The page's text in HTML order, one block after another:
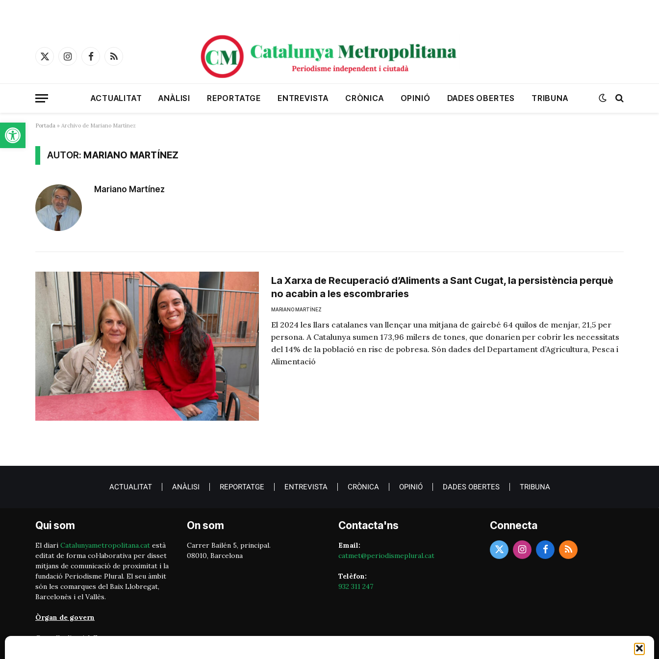
Obre la barra d'eines
X
InstagramFacebookRSS
ACTUALITAT ANÀLISI REPORTATGE ENTREVISTA CRÒNICA OPINIÓ DADES OBERTES TRIBUNA
Portada » Archivo de Mariano Martínez
AUTOR: MARIANO MARTÍNEZ
Mariano Martínez
La Xarxa de Recuperació d’Aliments a Sant Cugat, la persistència perquè
no acabin a les escombraries
MARIANO MARTÍNEZ
El 2024 les llars catalanes van llençar una mitjana de gairebé 64 quilos de menjar, 21,5 per
persona. A Catalunya sumen 173,96 milers de tones, que donarien per cobrir les necessitats
del 14% de la població en risc de pobresa. Són dades del Departament d’Agricultura, Pesca i
Alimentació
ACTUALITAT ANÀLISI REPORTATGE ENTREVISTA CRÒNICA OPINIÓ DADES OBERTES TRIBUNA
Qui som
El diari Catalunyametropolitana.cat està
editat de forma col·laborativa per disset
mitjans de comunicació de proximitat i la
fundació Periodisme Plural. El seu àmbit
són les comarques del Baix Llobregat,
Barcelonès i el Vallès.
Òrgan de govern
Consell editorial: Format per
On som
Carrer Bailén 5, principal.
08010, Barcelona
Contacta'ns
Email:
catmet@periodismeplural.cat
Telèfon:
932 311 247
Connecta
X
InstagramFacebook
RSS